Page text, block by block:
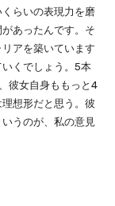
らいの表現力を磨
あったんです。そ
アを築いています
くでしょう。5本
彼女自身ももっと4
想形だと思う。彼
うのが、私の意見